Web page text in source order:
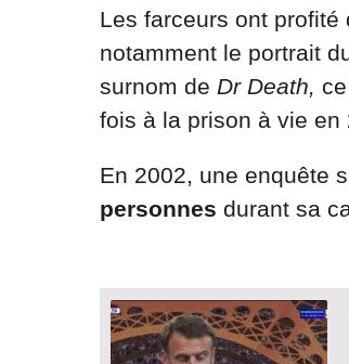
Les farceurs ont profité
notamment le portrait
surnom de Dr Death,
fois à la prison à vie en
En 2002, une enquête
personnes durant sa